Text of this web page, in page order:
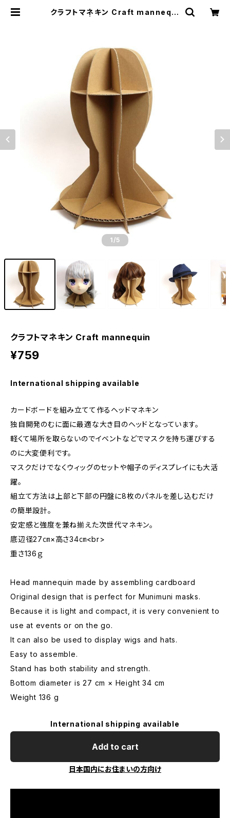
クラフトマネキン Craft mannequi
1 /5
クラフトマネキン Craft mannequin
¥759
International shipping available
カードボードを組み立てて作るヘッドマネキン
独自開発のむに面に最適な大き目のヘッドとなっています。
軽くて場所を取らないのでイベントなどでマスクを持ち運びする
のに大変便利です。
マスクだけでなくウィッグのセットや帽子のディスプレイにも大活
躍。
組立て方法は上部と下部の円盤に8枚のパネルを差し込むだけ
の簡単設計。
安定感と強度を兼ね揃えた次世代マネキン。
底辺径27㎝×高さ34㎝<br>
重さ136ｇ
Head mannequin made by assembling cardboard
Original design that is perfect for Munimuni masks.
Because it is light and compact, it is very convenient to
use at events or on the go.
It can also be used to display wigs and hats.
Easy to assemble.
Stand has both stability and strength.
Bottom diameter is 27 cm × Height 34 cm
Weight 136 g
International shipping available
Add to cart
日本国内にお住まいの方向け